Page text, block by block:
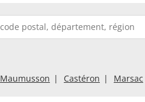
Maumusson Castéron Marsac